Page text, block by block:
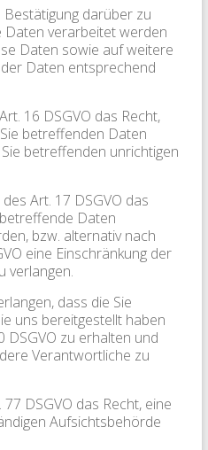
Bestätigung darüber zu
verarbeitet werden
Daten sowie auf weitere
Daten entsprechend
16 DSGVO das Recht,
betreffenden Daten
betreffenden unrichtigen
Art. 17 DSGVO das
Daten
bzw. alternativ nach
eine Einschränkung der
verlangen.
dass die Sie
uns bereitgestellt haben
DSGVO zu erhalten und
Verantwortliche zu
DSGVO das Recht, eine
Aufsichtsbehörde